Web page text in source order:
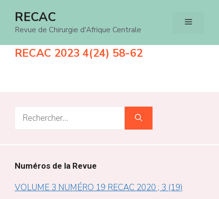
RECAC
Revue de Chirurgie d'Afrique Centrale
Menu
RECAC 2023 4(24) 58-62
Rechercher :
Numéros de la Revue
VOLUME 3 NUMÉRO 19 RECAC 2020 ; 3 (19)